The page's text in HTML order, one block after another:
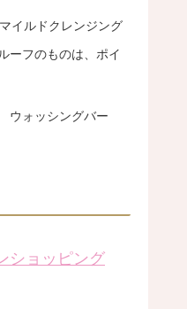
イルドクレンジング
ーフのものは、ポイ
ウォッシングバー
ショッピング